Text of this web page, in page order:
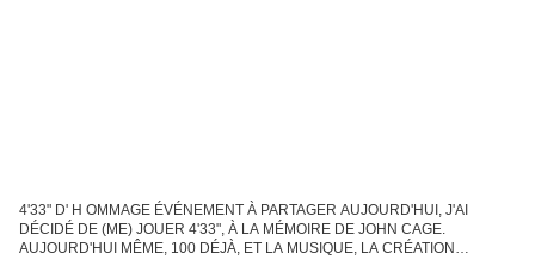
4'33" D' H OMMAGE ÉVÉNEMENT À PARTAGER AUJOURD'HUI, J'AI
DÉCIDÉ DE (ME) JOUER 4'33", À LA MÉMOIRE DE JOHN CAGE.
AUJOURD'HUI MÊME, 100 DÉJÀ, ET LA MUSIQUE, LA CRÉATION